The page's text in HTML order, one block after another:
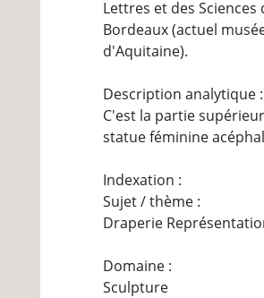
Lettres et des Sciences
Bordeaux (actuel
d'Aquitaine).
Description analytique :
C'est la partie
statue féminine
Indexation :
Sujet / thème :
Draperie
Domaine :
Sculpture